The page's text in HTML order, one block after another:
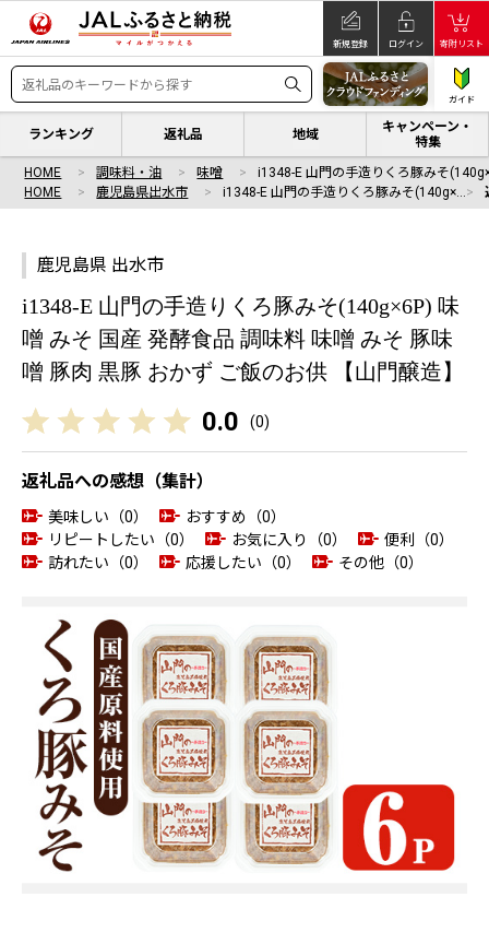
新規登録 ログイン 寄附リスト
ガイド
ランキング 返礼品 地域
キャンペーン・
特集
HOME 調味料・油 味噌
i1348-E 山門の手造りくろ豚みそ
HOME
鹿児島県出水市 i1348-E 山門の手造りくろ豚みそ(140g×…
鹿児島県 出水市
i1348-E 山門の手造りくろ豚みそ(140g×6P) 味
噌 みそ 国産 発酵食品 調味料 味噌 みそ 豚味
噌 豚肉 黒豚 おかず ご飯のお供 【山門醸造】
0.0 (0)
返礼品への感想（集計）
美味しい（0）
おすすめ（0）
リピートしたい（0）
お気に入り（0）
便利（0）
訪れたい（0）
応援したい（0） その他（0）